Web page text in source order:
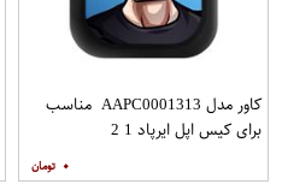
کاور مدل AAPC0001313 مناسب
برای کیس اپل ایرپاد 1 2
۰